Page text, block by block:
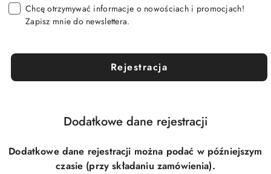
Chcę otrzymywać informacje o nowościach i promocjach!
Zapisz mnie do newslettera.
Rejestracja
Dodatkowe dane rejestracji
Dodatkowe dane rejestracji można podać w późniejszym
czasie (przy składaniu zamówienia).